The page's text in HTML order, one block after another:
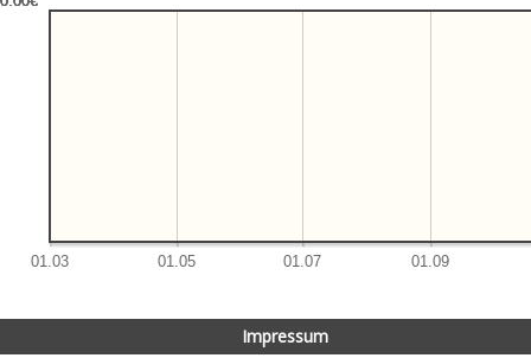
Impressum